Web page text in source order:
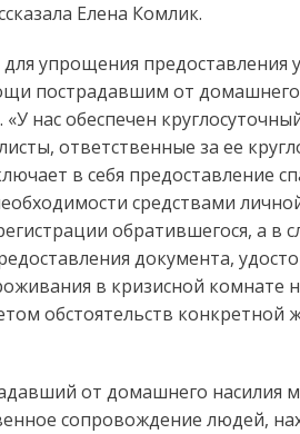
Елена Комлик.
упрощения предоставления
пострадавшим от домашнего
«У нас обеспечен
ответственные за ее
в себя предоставление
средствами
обратившегося, а в
документа,
в кризисной комнате
обстоятельств
от домашнего насилия
сопровождение людей,